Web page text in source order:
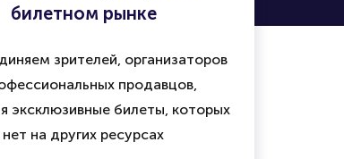
билетном рынке
зрителей, организаторов
продавцов,
эксклюзивные билеты, которых
нет на других ресурсах